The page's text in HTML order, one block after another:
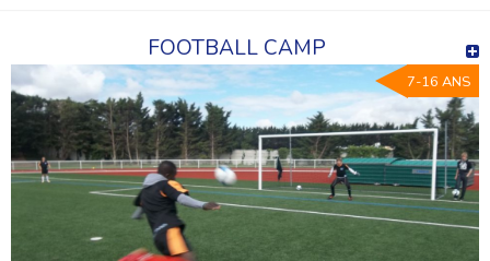
FOOTBALL CAMP
7-16 ANS